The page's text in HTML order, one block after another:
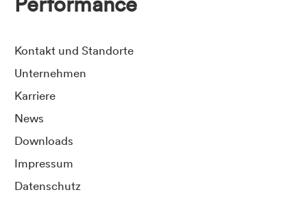
Kontakt und Standorte
Unternehmen
Karriere
News
Downloads
Impressum
Datenschutz